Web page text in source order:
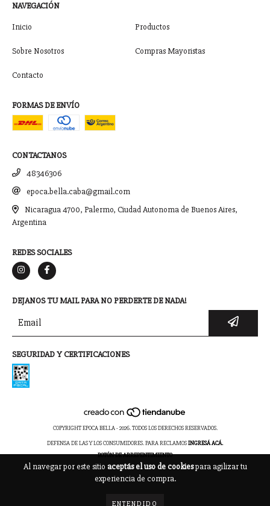
Al navegar por este sitio aceptás el uso de cookiespara agilizar tu
experiencia de compra.
ENTENDIDO
NAVEGACIÓN
Inicio Productos
Sobre Nosotros Compras Mayoristas
Contacto
FORMAS DE ENVÍO
CONTACTANOS
48346306
epoca.bella.caba@gmail.com
Nicaragua 4700, Palermo, Ciudad Autonoma de Buenos Aires,
Argentina
REDES SOCIALES
DEJANOS TU MAIL PARA NO PERDERTE DE NADA!
SEGURIDAD Y CERTIFICACIONES
COPYRIGHT EPOCA BELLA - 2026. TODOS LOS DERECHOS RESERVADOS.
DEFENSA DE LAS Y LOS CONSUMIDORES. PARA RECLAMOSINGRESÁ ACÁ.
BOTÓN DE ARREPENTIMIENTO